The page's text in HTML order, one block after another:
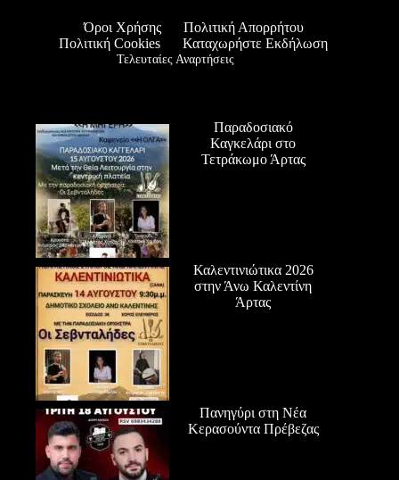
Όροι Χρήσης
Πολιτική Απορρήτου
Πολιτική Cookies
Καταχωρήστε Εκδήλωση
Τελευταίες Αναρτήσεις
Παραδοσιακό
Καγκελάρι στο
Τετράκωμο Άρτας
Καλεντινιώτικα 2026
στην Άνω Καλεντίνη
Άρτας
Πανηγύρι στη Νέα
Κερασούντα Πρέβεζας